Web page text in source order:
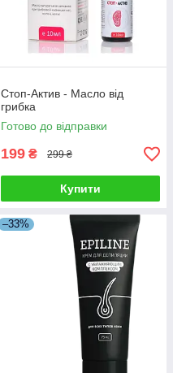
Стоп-Актив - Масло від
грибка
Готово до відправки
199 ₴ 299 ₴
Купити
–33%